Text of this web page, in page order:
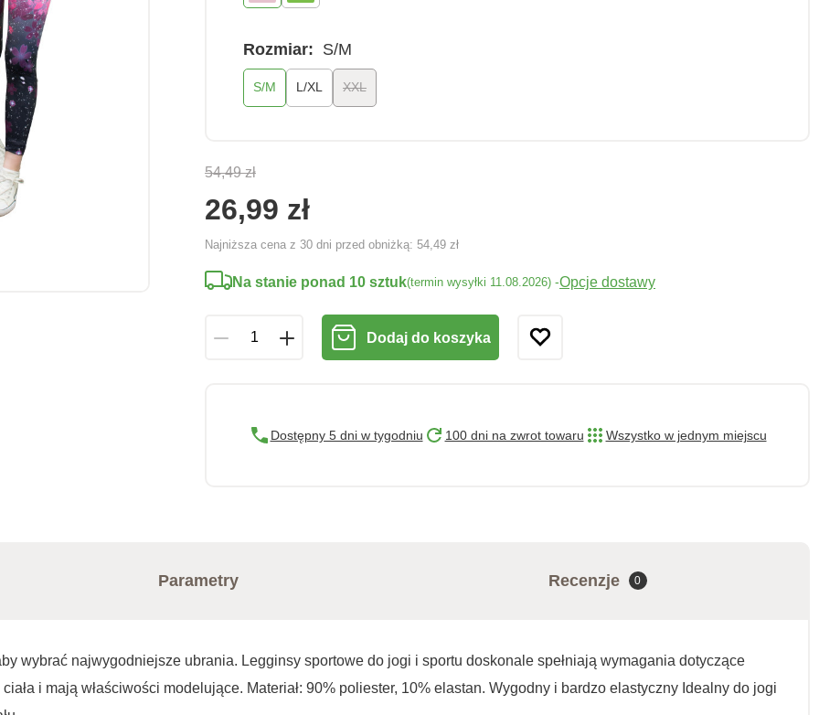
Rozmiar: S/M
S/M L/XL XXL
54,49 zł
26,99 zł
Najniższa cena z 30 dni przed obniżką: 54,49 zł
Na stanie ponad 10 sztuk(termin wysyłki 11.08.2026) -Opcje dostawy
Dodaj do koszyka
Dostępny 5 dni w tygodniu 100 dni na zwrot towaru Wszystko w jednym miejscu
Parametry Recenzje 0
wybrać najwygodniejsze ubrania. Legginsy sportowe do jogi i sportu doskonale spełniają wymagania dotyczące
i mają właściwości modelujące. Materiał: 90% poliester, 10% elastan. Wygodny i bardzo elastyczny Idealny do jogi